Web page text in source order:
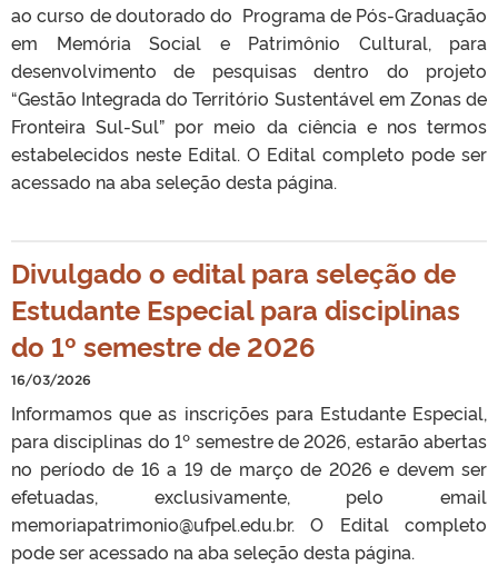
ao curso de doutorado do Programa de Pós-Graduação
em Memória Social e Patrimônio Cultural, para
desenvolvimento de pesquisas dentro do projeto
“Gestão Integrada do Território Sustentável em Zonas de
Fronteira Sul-Sul” por meio da ciência e nos termos
estabelecidos neste Edital. O Edital completo pode ser
acessado na aba seleção desta página.
Divulgado o edital para seleção de
Estudante Especial para disciplinas
do 1º semestre de 2026
16/03/2026
Informamos que as inscrições para Estudante Especial,
para disciplinas do 1º semestre de 2026, estarão abertas
no período de 16 a 19 de março de 2026 e devem ser
efetuadas, exclusivamente, pelo email
memoriapatrimonio@ufpel.edu.br. O Edital completo
pode ser acessado na aba seleção desta página.